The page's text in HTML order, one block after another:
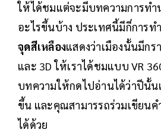
ให้ได้ชมแต่จะมีบทความการทำ
อะไรขึ้นบ้าง ประเทศนี้มีกี่การท
จุดสีเหลืองแสดงว่าเมืองนั้นมีก
และ 3D ให้เราได้ชมแบบ VR
บทความให้กดไปอ่านได้ว่าปีนั้น
ขึ้น และคุณสามารรถร่วมเขียน
ได้ด้วย